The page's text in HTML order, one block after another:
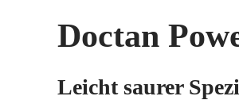
Doctan
Leicht saurer